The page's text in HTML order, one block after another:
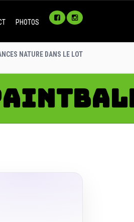
PHOTOS
NATURE DANS LE LOT